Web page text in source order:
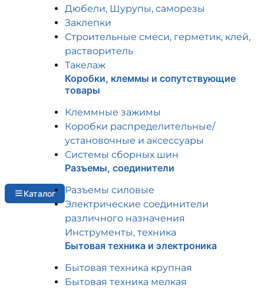
Каталог
Дюбели, Шурупы, саморезы
Заклепки
Строительные смеси, герметик, клей,
растворитель
Такелаж
Коробки, клеммы и сопутствующие
товары
Клеммные зажимы
Коробки распределительные/
установочные и аксессуары
Системы сборных шин
Разъемы, соединители
Разъемы силовые
Электрические соединители
различного назначения
Инструменты, техника
Бытовая техника и электроника
Бытовая техника крупная
Бытовая техника мелкая